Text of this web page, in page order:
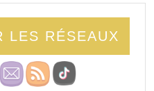
LES RÉSEAUX